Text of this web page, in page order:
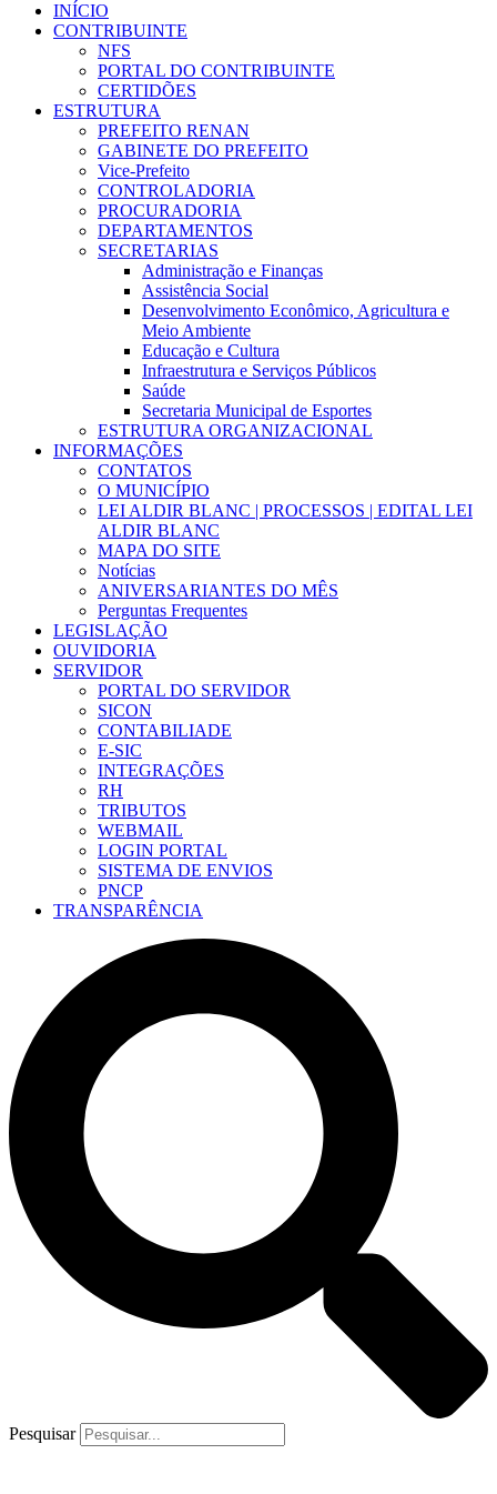
INÍCIO
CONTRIBUINTE
NFS
PORTAL DO CONTRIBUINTE
CERTIDÕES
ESTRUTURA
PREFEITO RENAN
GABINETE DO PREFEITO
Vice-Prefeito
CONTROLADORIA
PROCURADORIA
DEPARTAMENTOS
SECRETARIAS
Administração e Finanças
Assistência Social
Desenvolvimento Econômico, Agricultura e
Meio Ambiente
Educação e Cultura
Infraestrutura e Serviços Públicos
Saúde
Secretaria Municipal de Esportes
ESTRUTURA ORGANIZACIONAL
INFORMAÇÕES
CONTATOS
O MUNICÍPIO
LEI ALDIR BLANC | PROCESSOS | EDITAL LEI
ALDIR BLANC
MAPA DO SITE
Notícias
ANIVERSARIANTES DO MÊS
Perguntas Frequentes
LEGISLAÇÃO
OUVIDORIA
SERVIDOR
PORTAL DO SERVIDOR
SICON
CONTABILIADE
E-SIC
INTEGRAÇÕES
RH
TRIBUTOS
WEBMAIL
LOGIN PORTAL
SISTEMA DE ENVIOS
PNCP
TRANSPARÊNCIA
Pesquisar